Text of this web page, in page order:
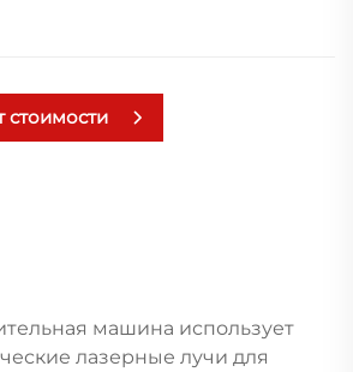
стоимости
машина использует
лазерные лучи для